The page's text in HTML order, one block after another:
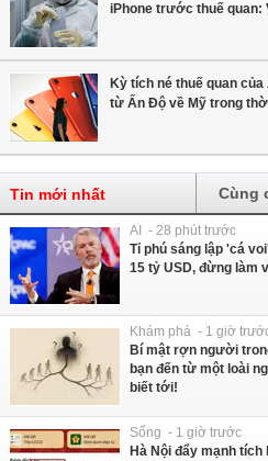
iPhone trước thuế quan:
Kỳ tích né thuế quan
từ Ấn Độ về Mỹ trong
Tin mới nhất Cùng
AI - 28 phút trước
Tỉ phú sáng lập 'cá
15 tỷ USD, đừng làm
Khám phá - 1 giờ
Bí mật rợn người
bạn đến từ một loài
biết tới!
Sống - 1 giờ trước
Hà Nội đẩy mạnh